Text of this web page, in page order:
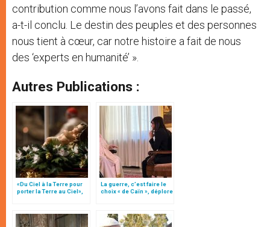
contribution comme nous l’avons fait dans le passé,
a-t-il conclu. Le destin des peuples et des personnes
nous tient à cœur, car notre histoire a fait de nous
des ‘experts en humanité’ ».
Autres Publications :
«Du Ciel à la Terre pour
porter la Terre au Ciel»,
La guerre, c’est faire le
choix « de Caïn », déplore